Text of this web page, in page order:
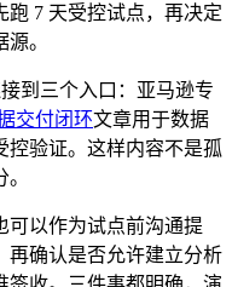
7 天受控试点，再决定
。
到三个入口：亚马逊专
交付闭环文章用于数据
控验证。这样内容不是孤
可以作为试点前沟通提
再确认是否允许建立分析